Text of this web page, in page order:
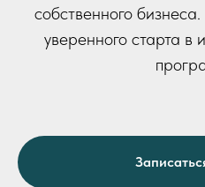
собственного
уверенного старта